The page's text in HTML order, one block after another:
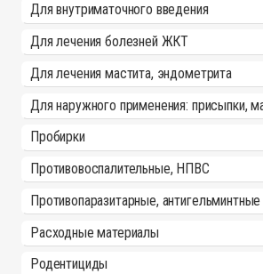
Для внутриматочного введения
Для лечения болезней ЖКТ
Для лечения мастита, эндометрита
Для наружного применения: присыпки,
Пробирки
Противовоспалительные, НПВС
Противопаразитарные,
Расходные материалы
Родентициды